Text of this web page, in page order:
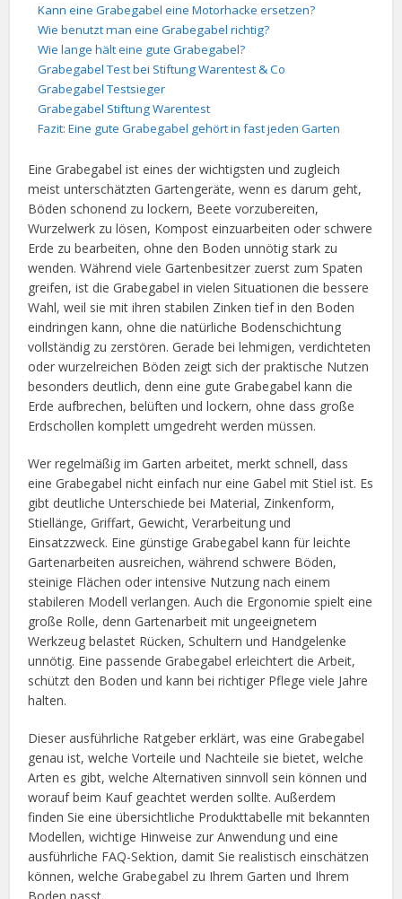
Kann eine Grabegabel eine Motorhacke ersetzen?
Wie benutzt man eine Grabegabel richtig?
Wie lange hält eine gute Grabegabel?
Grabegabel Test bei Stiftung Warentest & Co
Grabegabel Testsieger
Grabegabel Stiftung Warentest
Fazit: Eine gute Grabegabel gehört in fast jeden Garten
Eine Grabegabel ist eines der wichtigsten und zugleich
meist unterschätzten Gartengeräte, wenn es darum geht,
Böden schonend zu lockern, Beete vorzubereiten,
Wurzelwerk zu lösen, Kompost einzuarbeiten oder schwere
Erde zu bearbeiten, ohne den Boden unnötig stark zu
wenden. Während viele Gartenbesitzer zuerst zum Spaten
greifen, ist die Grabegabel in vielen Situationen die bessere
Wahl, weil sie mit ihren stabilen Zinken tief in den Boden
eindringen kann, ohne die natürliche Bodenschichtung
vollständig zu zerstören. Gerade bei lehmigen, verdichteten
oder wurzelreichen Böden zeigt sich der praktische Nutzen
besonders deutlich, denn eine gute Grabegabel kann die
Erde aufbrechen, belüften und lockern, ohne dass große
Erdschollen komplett umgedreht werden müssen.
Wer regelmäßig im Garten arbeitet, merkt schnell, dass
eine Grabegabel nicht einfach nur eine Gabel mit Stiel ist. Es
gibt deutliche Unterschiede bei Material, Zinkenform,
Stiellänge, Griffart, Gewicht, Verarbeitung und
Einsatzzweck. Eine günstige Grabegabel kann für leichte
Gartenarbeiten ausreichen, während schwere Böden,
steinige Flächen oder intensive Nutzung nach einem
stabileren Modell verlangen. Auch die Ergonomie spielt eine
große Rolle, denn Gartenarbeit mit ungeeignetem
Werkzeug belastet Rücken, Schultern und Handgelenke
unnötig. Eine passende Grabegabel erleichtert die Arbeit,
schützt den Boden und kann bei richtiger Pflege viele Jahre
halten.
Dieser ausführliche Ratgeber erklärt, was eine Grabegabel
genau ist, welche Vorteile und Nachteile sie bietet, welche
Arten es gibt, welche Alternativen sinnvoll sein können und
worauf beim Kauf geachtet werden sollte. Außerdem
finden Sie eine übersichtliche Produkttabelle mit bekannten
Modellen, wichtige Hinweise zur Anwendung und eine
ausführliche FAQ-Sektion, damit Sie realistisch einschätzen
können, welche Grabegabel zu Ihrem Garten und Ihrem